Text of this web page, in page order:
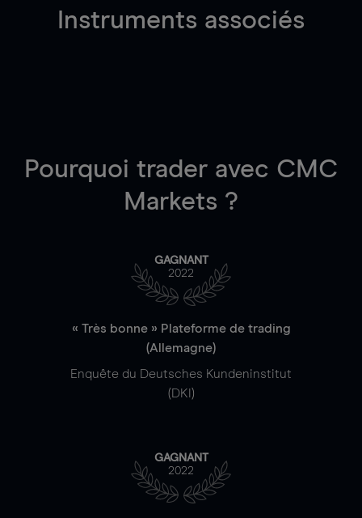
Instruments associés
Pourquoi trader avec CMC
Markets ?
GAGNANT
2022
« Très bonne » Plateforme de trading
(Allemagne)
Enquête du Deutsches Kundeninstitut
(DKI)
GAGNANT
2022